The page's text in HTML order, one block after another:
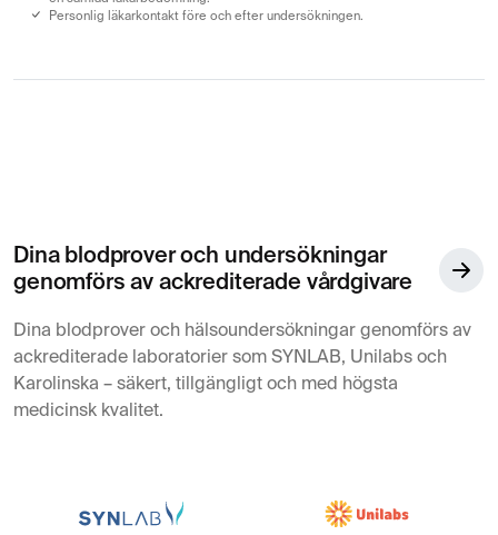
Personlig läkarkontakt före och efter undersökningen.
Dina blodprover och undersökningar
genomförs av ackrediterade vårdgivare
Dina blodprover och hälsoundersökningar genomförs av
ackrediterade laboratorier som SYNLAB, Unilabs och
Karolinska – säkert, tillgängligt och med högsta
medicinsk kvalitet.